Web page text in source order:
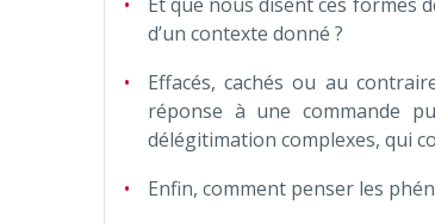
d’un contexte donné ?
Effacés, cachés ou au
réponse à une commande
délégitimation complexes, qui
Enfin, comment penser les